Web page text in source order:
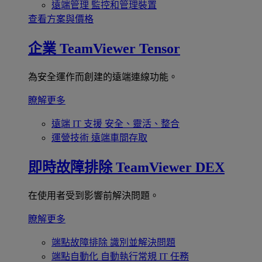
遠端管理 監控和管理裝置
查看方案與價格
企業 TeamViewer Tensor
為安全運作而創建的遠端連線功能。
瞭解更多
遠端 IT 支援 安全、靈活、整合
運營技術 遠端車間存取
即時故障排除 TeamViewer DEX
在使用者受到影響前解決問題。
瞭解更多
端點故障排除 識別並解決問題
端點自動化 自動執行常規 IT 任務